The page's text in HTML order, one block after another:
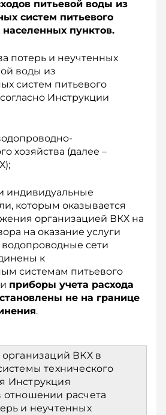
питьевой воды из
систем питьевого
пунктов.
потерь и неучтенных
воды из
систем питьевого
Инструкции
хозяйства (далее –
индивидуальные
которым оказывается
организацией ВКХ на
на оказание услуги
сети
к
системам питьевого
приборы учета расхода
не на границе
.
ВКХ в
технического
Инструкция
отношении расчета
и неучтенных